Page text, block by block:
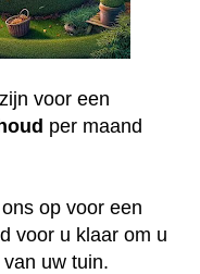
voor een
per maand
op voor een
voor u klaar om u
uw tuin.